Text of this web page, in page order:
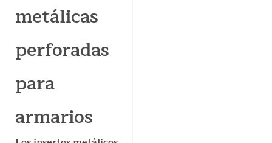
metálicas
perforadas
para
armarios